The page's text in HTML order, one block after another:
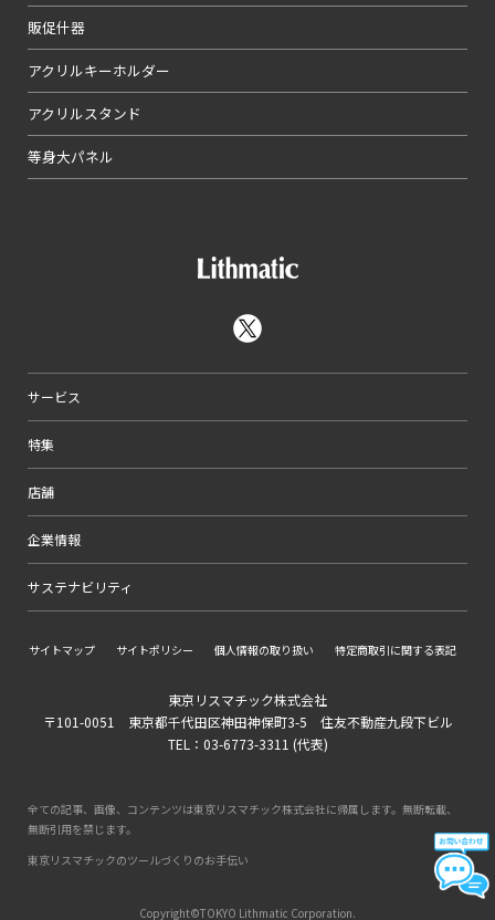
販促什器
アクリルキーホルダー
アクリルスタンド
等身大パネル
サービス
特集
店舗
企業情報
サステナビリティ
サイトマップ サイトポリシー 個人情報の取り扱い 特定商取引に関する表記
東京リスマチック株式会社
〒101-0051 東京都千代田区神田神保町3-5 住友不動産九段下ビル
TEL：03-6773-3311 (代表)
全ての記事、画像、コンテンツは東京リスマチック株式会社に帰属します。無断転載、
無断引用を禁じます。
東京リスマチックのツールづくりのお手伝い
Copyright©TOKYO Lithmatic Corporation.